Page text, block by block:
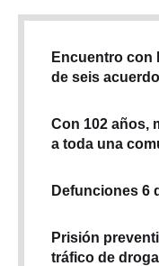
Encuentro con
de seis
Con 102 años,
a toda una
Defunciones 6
Prisión
tráfico de